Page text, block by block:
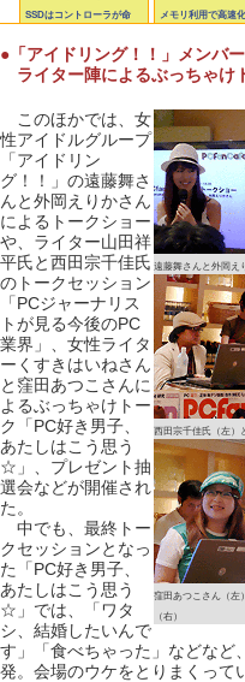
SSDはコントローラが命
メモリ利用で高速化
●「アイドリング！！」メンバ
ライター陣によるぶっちゃけ
遠藤舞さんと外岡え
西田宗千佳氏（左）
窪田あつこさん（左
（右）
このほかでは、女
性アイドルグループ
「アイドリン
グ！！」の遠藤舞さ
んと外岡えりかさん
によるトークショー
や、ライター山田祥
平氏と西田宗千佳氏
のトークセッション
「PCジャーナリス
トが見る今後のPC
業界」、女性ライタ
ーくすきはいねさん
と窪田あつこさんに
よるぶっちゃけトー
ク「PC好き男子、
あたしはこう思う
☆」、プレゼント抽
選会などが開催され
た。
中でも、最終トー
クセッションとなっ
た「PC好き男子、
あたしはこう思う
☆」では、「ワタ
シ、結婚したいんで
す」「食べちゃった」などなど
発。会場のウケをとりまくって